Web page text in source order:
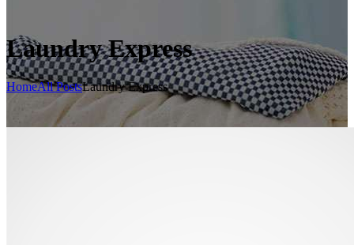
Laundry Express
HomeAll PostsLaundry Express